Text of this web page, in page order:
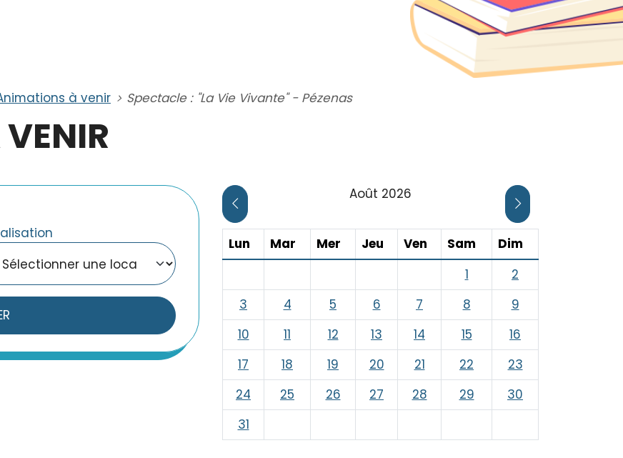
à venir Spectacle : "La Vie Vivante" - Pézenas
CLIQUER POUR AFFICHER LE MOIS PRÉCÉDENT
Août 2026
CLIQUER POUR
Lun LundiMar Mardi
Mer Mercredi
Jeu Jeudi
Ven Vendredi
Sam Samedi
Dim
1
2
3
4 5 6 7 8
9
10
11 12 13 14 15
16
17
18 19 20 21 22
23
24
25 26 27 28 29
30
31